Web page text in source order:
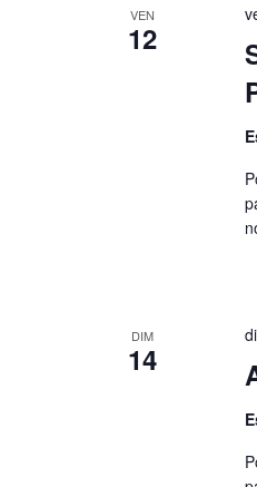
VEN
12
DIM
14